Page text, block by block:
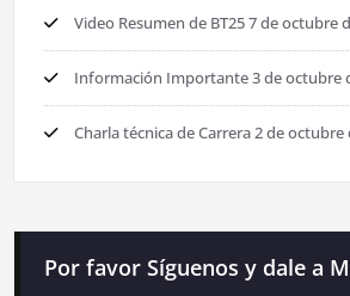
Video Resumen de BT257 de octubre
Información Importante3 de octubre
Charla técnica de Carrera2 de octubre
Por favor Síguenos y dale a